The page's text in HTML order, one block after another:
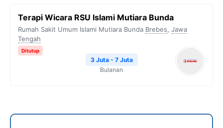
Terapi Wicara RSU Islami Mutiara Bunda
Rumah Sakit Umum Islami Mutiara Bunda Brebes, Jawa
Tengah
Ditutup
3 Juta - 7 Juta
Bulanan